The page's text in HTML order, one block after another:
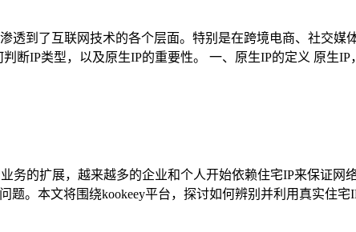
透到了互联网技术的各个层面。特别是在跨境电商、社交媒
断IP类型，以及原生IP的重要性。 一、原生IP的定义 原生
的扩展，越来越多的企业和个人开始依赖住宅IP来保证网
。本文将围绕kookeey平台，探讨如何辨别并利用真实住宅